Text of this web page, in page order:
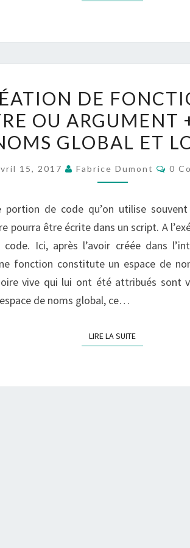
CRÉATION
DE
FONCTIONS
PARAMÈTRE
ARGUMENT
+
ESPACES
DE
NOMS
GLOBAL
LOCAL
DE
OU ARGUMENT
GLOBAL ET
15, 2017 Fabrice Dumont 0
portion de code qu’on utilise
pourra être écrite dans un script. A
Ici, après l’avoir créée dans
fonction constitute un espace de
vive qui lui ont été attribués sont
de noms global, ce…
LIRE LA SUITELIRE LA SUITE